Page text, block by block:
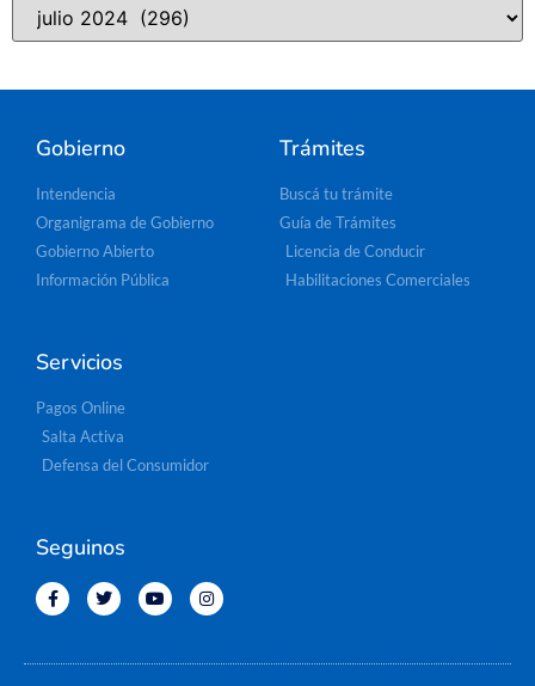
Gobierno
Intendencia
Organigrama de Gobierno
Gobierno Abierto
Información Pública
Trámites
Buscá tu trámite
Guía de Trámites
Licencia de Conducir
Habilitaciones Comerciales
Servicios
Pagos Online
Salta Activa
Defensa del Consumidor
Seguinos